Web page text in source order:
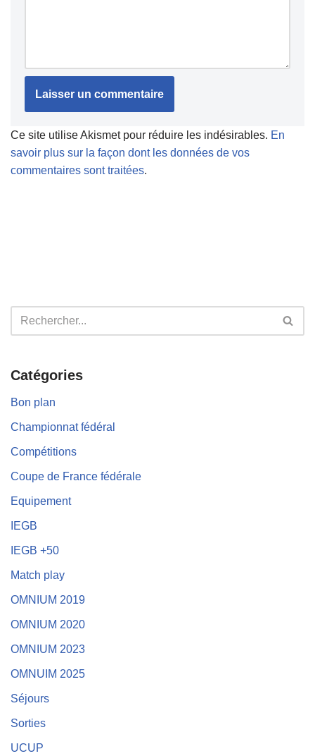
Ce site utilise Akismet pour réduire les indésirables. En
savoir plus sur la façon dont les données de vos
commentaires sont traitées.
Catégories
Bon plan
Championnat fédéral
Compétitions
Coupe de France fédérale
Equipement
IEGB
IEGB +50
Match play
OMNIUM 2019
OMNIUM 2020
OMNIUM 2023
OMNUIM 2025
Séjours
Sorties
UCUP